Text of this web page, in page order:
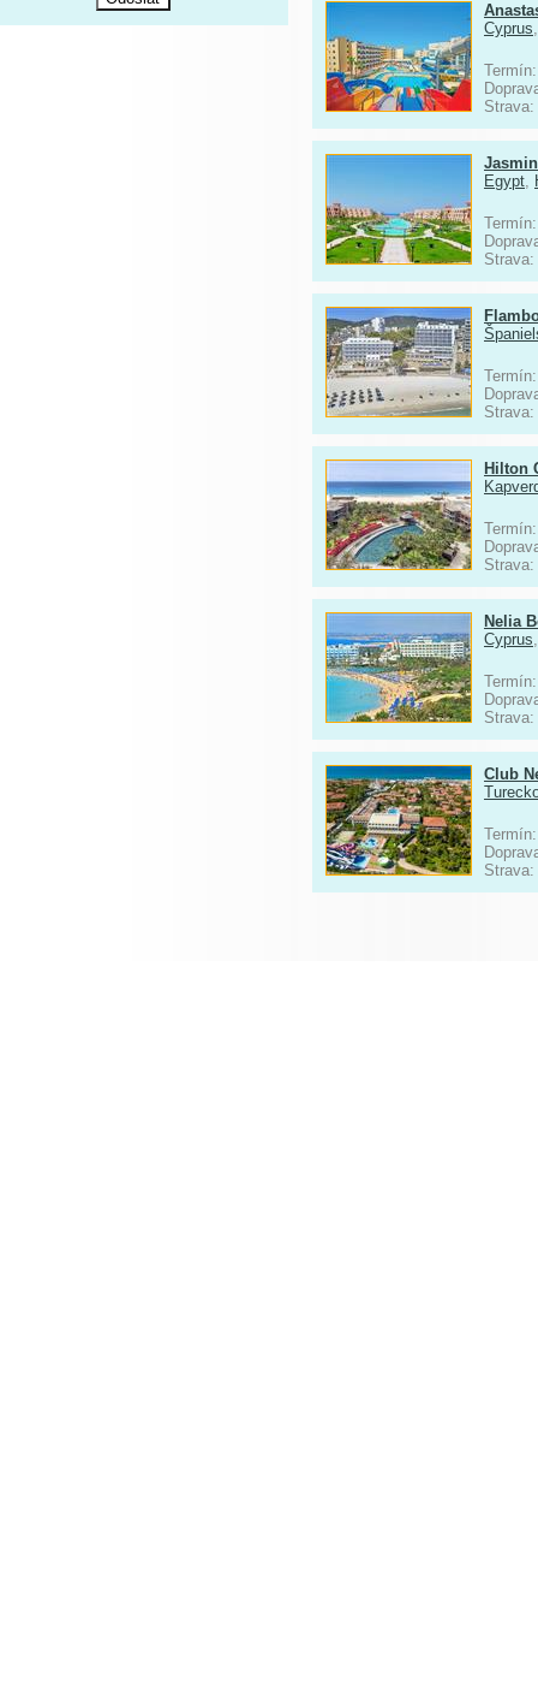
Cyprus
Strava:
Egypt,
Strava:
Strava:
Hilton
Strava:
Nelia
Cyprus
Strava:
Club
Strava: